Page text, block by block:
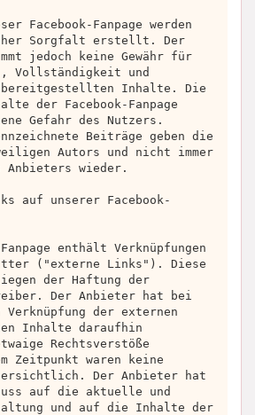
Facebook-Fanpage werden
Sorgfalt erstellt. Der
jedoch keine Gewähr für
Vollständigkeit und
Inhalte. Die
der Facebook-Fanpage
Gefahr des Nutzers.
Beiträge geben die
Autors und nicht immer
Anbieters wieder.
auf unserer Facebook-
enthält Verknüpfungen
("externe Links"). Diese
der Haftung der
Der Anbieter hat bei
der externen
Inhalte daraufhin
Rechtsverstöße
Zeitpunkt waren keine
ersichtlich. Der Anbieter hat
auf die aktuelle und
und auf die Inhalte der